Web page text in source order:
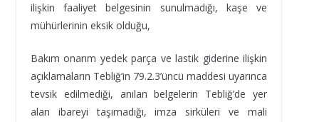
ilişkin faaliyet belgesinin sunulmadığı, kaşe ve
mühürlerinin eksik olduğu,
Bakım onarım yedek parça ve lastik giderine ilişkin
açıklamaların Tebliğ’in 79.2.3’üncü maddesi uyarınca
tevsik edilmediği, anılan belgelerin Tebliğ’de yer
alan ibareyi taşımadığı, imza sirküleri ve mali